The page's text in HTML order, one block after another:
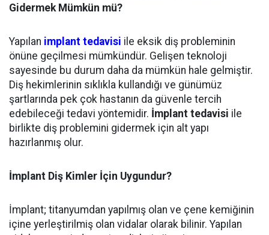
Gidermek Mümkün mü?
Yapılan implant tedavisi ile eksik diş probleminin
önüne geçilmesi mümkündür. Gelişen teknoloji
sayesinde bu durum daha da mümkün hale gelmiştir.
Diş hekimlerinin sıklıkla kullandığı ve günümüz
şartlarında pek çok hastanın da güvenle tercih
edebileceği tedavi yöntemidir. İmplant tedavisi ile
birlikte diş problemini gidermek için alt yapı
hazırlanmış olur.
İmplant Diş Kimler İçin Uygundur?
İmplant; titanyumdan yapılmış olan ve çene kemiğinin
içine yerleştirilmiş olan vidalar olarak bilinir. Yapılan